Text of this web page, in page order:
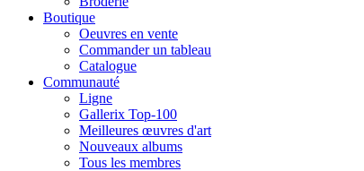
Boutique
Oeuvres en vente
Commander un tableau
Catalogue
Communauté
Ligne
Gallerix Top-100
Meilleures œuvres d'art
Nouveaux albums
Tous les membres